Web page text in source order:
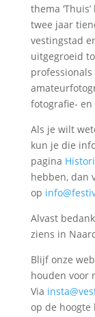
thema
twee jaar
vestingstad
uitgegroeid
fotografie-
Als je wilt
kun je die
pagina
hebben, dan
op
Alvast
ziens in
Blijf onze
houden voor
Via
op de hoogte